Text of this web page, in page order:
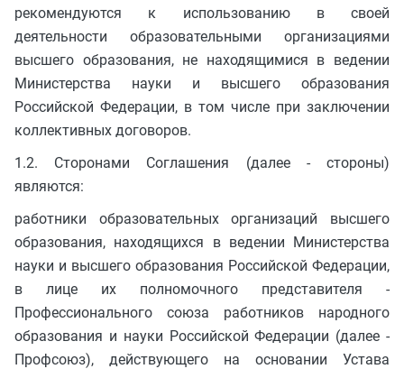
рекомендуются к использованию в своей
деятельности образовательными организациями
высшего образования, не находящимися в ведении
Министерства науки и высшего образования
Российской Федерации, в том числе при заключении
коллективных договоров.
1.2. Сторонами Соглашения (далее - стороны)
являются:
работники образовательных организаций высшего
образования, находящихся в ведении Министерства
науки и высшего образования Российской Федерации,
в лице их полномочного представителя -
Профессионального союза работников народного
образования и науки Российской Федерации (далее -
Профсоюз), действующего на основании Устава